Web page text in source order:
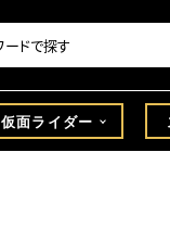
仮面ライダー